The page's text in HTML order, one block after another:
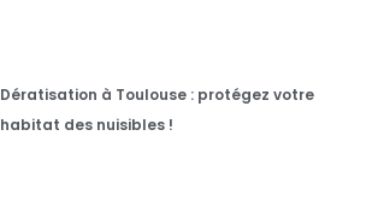
Dératisation à Toulouse : protégez votre
habitat des nuisibles !